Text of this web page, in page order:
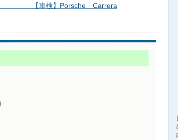
検】Porsche Carrera